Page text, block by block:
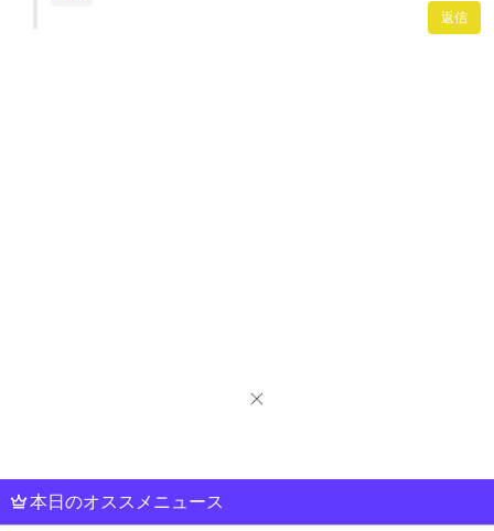
返信
本日のオススメニュース